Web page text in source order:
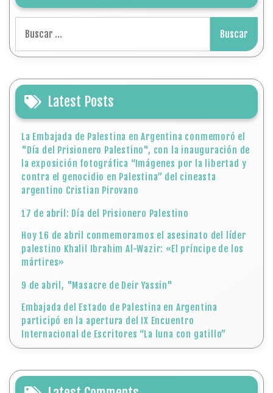
Latest Posts
La Embajada de Palestina en Argentina conmemoró el
"Día del Prisionero Palestino", con la inauguración de
la exposición fotográfica “Imágenes por la libertad y
contra el genocidio en Palestina” del cineasta
argentino Cristian Pirovano
17 de abril: Día del Prisionero Palestino
Hoy 16 de abril conmemoramos el asesinato del líder
palestino Khalil Ibrahim Al-Wazir: «El príncipe de los
mártires»
9 de abril, "Masacre de Deir Yassin"
Embajada del Estado de Palestina en Argentina
participó en la apertura del IX Encuentro
Internacional de Escritores “La luna con gatillo”